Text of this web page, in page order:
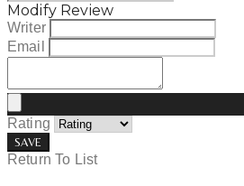
Modify Review
Writer
Email
Rating
SAVE
Return To List